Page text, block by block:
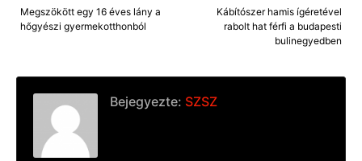
Kábítószer hamis ígéretével
rabolt hat férfi a budapesti
bulinegyedben
Megszökött egy 16 éves lány a
hőgyészi gyermekotthonból
Bejegyezte: SZSZ